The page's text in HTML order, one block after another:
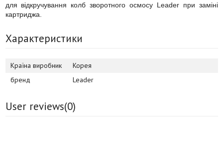
для відкручування колб зворотного осмосу Leader при заміні
картриджа.
Характеристики
Країна виробник
Корея
бренд
Leader
User reviews(0)